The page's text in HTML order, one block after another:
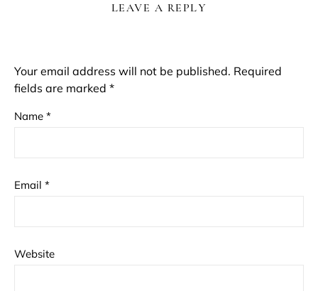
LEAVE A REPLY
Your email address will not be published. Required
fields are marked *
Name *
Email *
Website